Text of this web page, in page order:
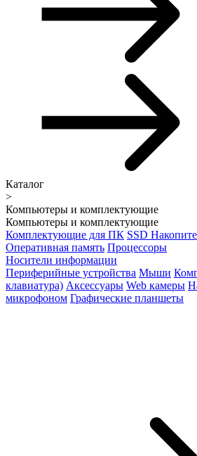
Каталог
>
Компьютеры и комплектующие
Компьютеры и комплектующие
Комплектующие для ПК SSD
Оперативная память Процессоры
Носители информации
Периферийные устройства Мыши
клавиатура) Аксессуары Web камеры
микрофоном Графические планшеты